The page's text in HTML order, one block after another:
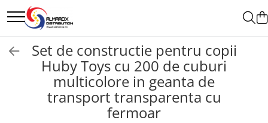
Sporturi de iarna
Aparat de facut Bulgari
Bob-uri Derdelus
JUCARII
Jucarii interior
Jucarii exterior
Pistoale cu Apa
SPORT
Mingi
Badminton
Ochelari si accesorii Inot
Set de constructie pentru copii
Huby Toys cu 200 de cuburi
multicolore in geanta de
transport transparenta cu
fermoar